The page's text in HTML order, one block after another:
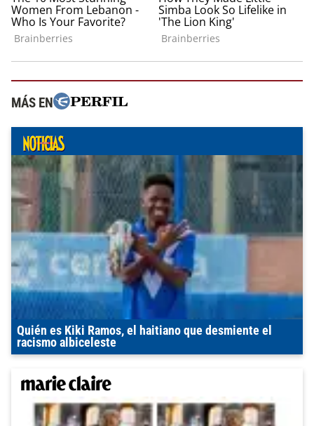
MÁS EN
Quién es Kiki Ramos, el haitiano que desmiente el
racismo albiceleste